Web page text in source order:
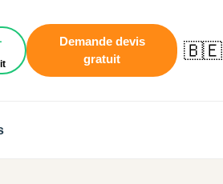
Demande devis
gratuit
🇧🇪